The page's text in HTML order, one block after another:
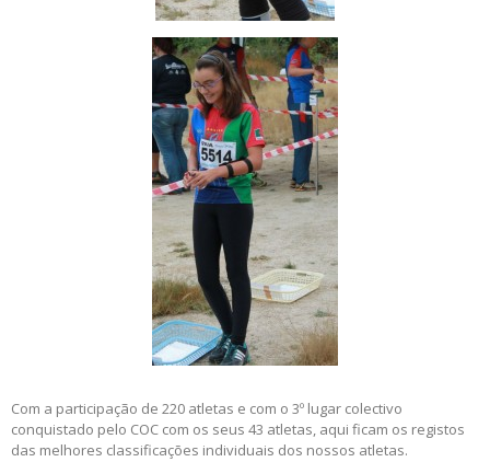
Com a participação de 220 atletas e com o 3º lugar colectivo
conquistado pelo COC com os seus 43 atletas, aqui ficam os registos
das melhores classificações individuais dos nossos atletas.